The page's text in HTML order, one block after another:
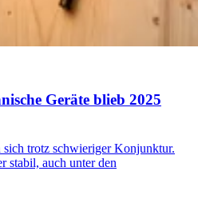
Geräte blieb 2025
sich trotz schwieriger Konjunktur.
stabil, auch unter den